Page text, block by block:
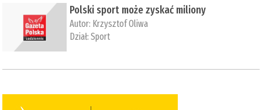
Polski sport może zyskać miliony
Autor: Krzysztof Oliwa
Dział:Sport